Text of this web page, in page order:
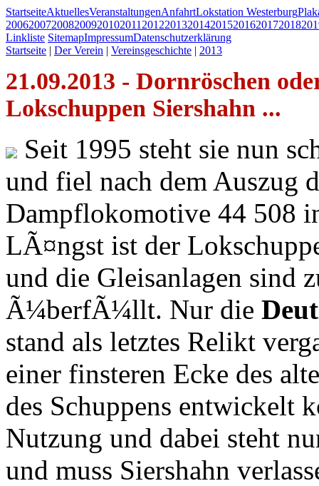
StartseiteAktuellesVeranstaltungenAnfahrtLokstation Westerburg
200620072008200920102011 2012201320142015201620172018
Linkliste SitemapImpressumDatenschutzerklärung
Startseite | Der Verein | Vereinsgeschichte | 2013
21.09.2013 - Dornröschen
Lokschuppen Siershahn ...
Seit 1995 steht sie nun
und fiel nach dem Auszug
Dampflokomotive 44 508
LÃ¤ngst ist der
und die Gleisanlagen sind
Ã¼berfÃ¼llt. Nur die
stand als letztes Relikt
einer finsteren Ecke des
des Schuppens entwickelt
Nutzung und dabei steht
und muss Siershahn